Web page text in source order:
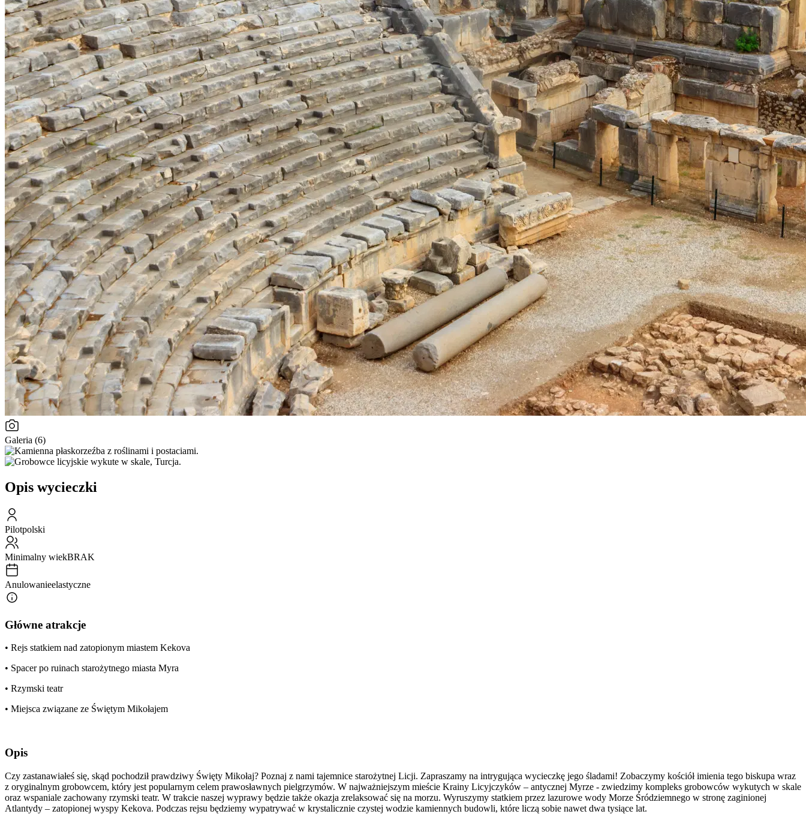
Galeria (6)
Opis wycieczki
Pilotpolski
Minimalny wiekBRAK
Anulowanieelastyczne
Główne atrakcje
• Rejs statkiem nad zatopionym miastem Kekova
• Spacer po ruinach starożytnego miasta Myra
• Rzymski teatr
• Miejsca związane ze Świętym Mikołajem
Opis
Czy zastanawiałeś się, skąd pochodził prawdziwy Święty Mikołaj? Poznaj z nami tajemnice starożytnej Licji. Zapraszamy na intrygująca wycieczkę jego śladami! Zobaczymy kościół imienia tego biskupa wraz
z oryginalnym grobowcem, który jest popularnym celem prawosławnych pielgrzymów. W najważniejszym mieście Krainy Licyjczyków – antycznej Myrze - zwiedzimy kompleks grobowców wykutych w skale
oraz wspaniale zachowany rzymski teatr. W trakcie naszej wyprawy będzie także okazja zrelaksować się na morzu. Wyruszymy statkiem przez lazurowe wody Morze Śródziemnego w stronę zaginionej
Atlantydy – zatopionej wyspy Kekova. Podczas rejsu będziemy wypatrywać w krystalicznie czystej wodzie kamiennych budowli, które liczą sobie nawet dwa tysiące lat.